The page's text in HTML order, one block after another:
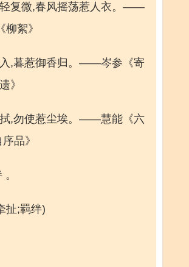
复微,春风摇荡惹人衣。——
柳絮》
,暮惹御香归。——岑参《寄
》
,勿使惹尘埃。——慧能《六
品》
扯;羁绊)